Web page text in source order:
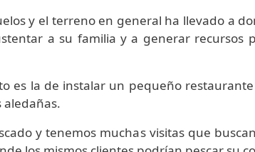
y el terreno en general ha llevado a
a su familia y a generar recursos
es la de instalar un pequeño
aledañas.
y tenemos muchas visitas que